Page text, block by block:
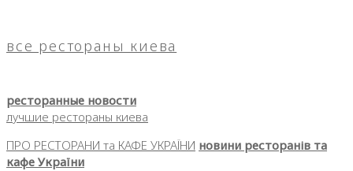
все рестораны киева
ресторанные новости
лучшие рестораны киева
ПРО РЕСТОРАНИ та КАФЕ УКРАЇНИ новини ресторанів та
кафе України